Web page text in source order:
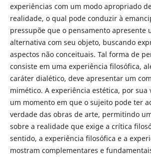
experiências com um modo apropriado
realidade, o qual pode conduzir à
pressupõe que o pensamento apresente
alternativa com seu objeto, buscando
aspectos não conceituais. Tal forma de
consiste em uma experiência filosófica,
caráter dialético, deve apresentar um
mimético. A experiência estética, por sua
um momento em que o sujeito pode ter
verdade das obras de arte, permitindo
sobre a realidade que exige a crítica
sentido, a experiência filosófica e a
mostram complementares e